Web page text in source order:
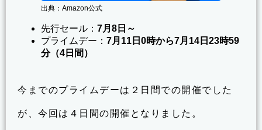
出典：Amazon公式
先行セール： 7月8日～
プライムデー： 7月11日0時から7月14日23時59
分（4日間）
今までのプライムデーは２日間での開催でした
が、今回は４日間の開催となりました。